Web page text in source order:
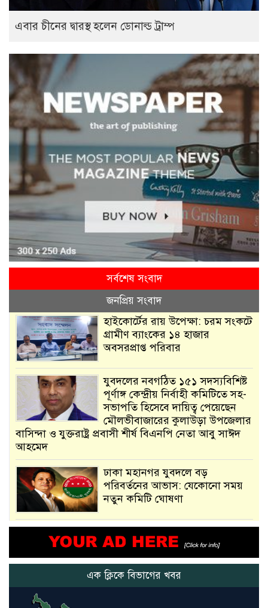
এবার চীনের দ্বারস্থ হলেন ডোনাল্ড ট্রাম্প
সর্বশেষ সংবাদ
জনপ্রিয় সংবাদ
হাইকোর্টের রায় উপেক্ষা: চরম সংকটে
গ্রামীণ ব্যাংকের ১৪ হাজার
অবসরপ্রাপ্ত পরিবার
যুবদলের নবগঠিত ১৫১ সদস্যবিশিষ্ট
পূর্ণাঙ্গ কেন্দ্রীয় নির্বাহী কমিটিতে সহ-
সভাপতি হিসেবে দায়িত্ব পেয়েছেন
মৌলভীবাজারের কুলাউড়া উপজেলার
বাসিন্দা ও যুক্তরাষ্ট্র প্রবাসী শীর্ষ বিএনপি নেতা আবু সাঈদ
আহমেদ
ঢাকা মহানগর যুবদলে বড়
পরিবর্তনের আভাস: যেকোনো সময়
নতুন কমিটি ঘোষণা
মানুষের উপকার হয় : প্রধানমন্ত্রী
এক ক্লিকে বিভাগের খবর